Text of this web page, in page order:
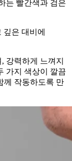
는 빨간색과 검은
은 대비에
강력하게 느껴지
가지 색상이 깔끔
께 작동하도록 만